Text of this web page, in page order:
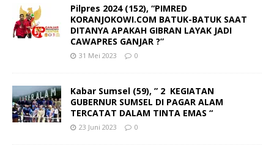
Pilpres 2024 (152), “PIMRED
KORANJOKOWI.COM BATUK-BATUK SAAT
DITANYA APAKAH GIBRAN LAYAK JADI
CAWAPRES GANJAR ?”
31 Mei 2023 0
Kabar Sumsel (59), ” 2 KEGIATAN
GUBERNUR SUMSEL DI PAGAR ALAM
TERCATAT DALAM TINTA EMAS “
23 Juni 2023 0